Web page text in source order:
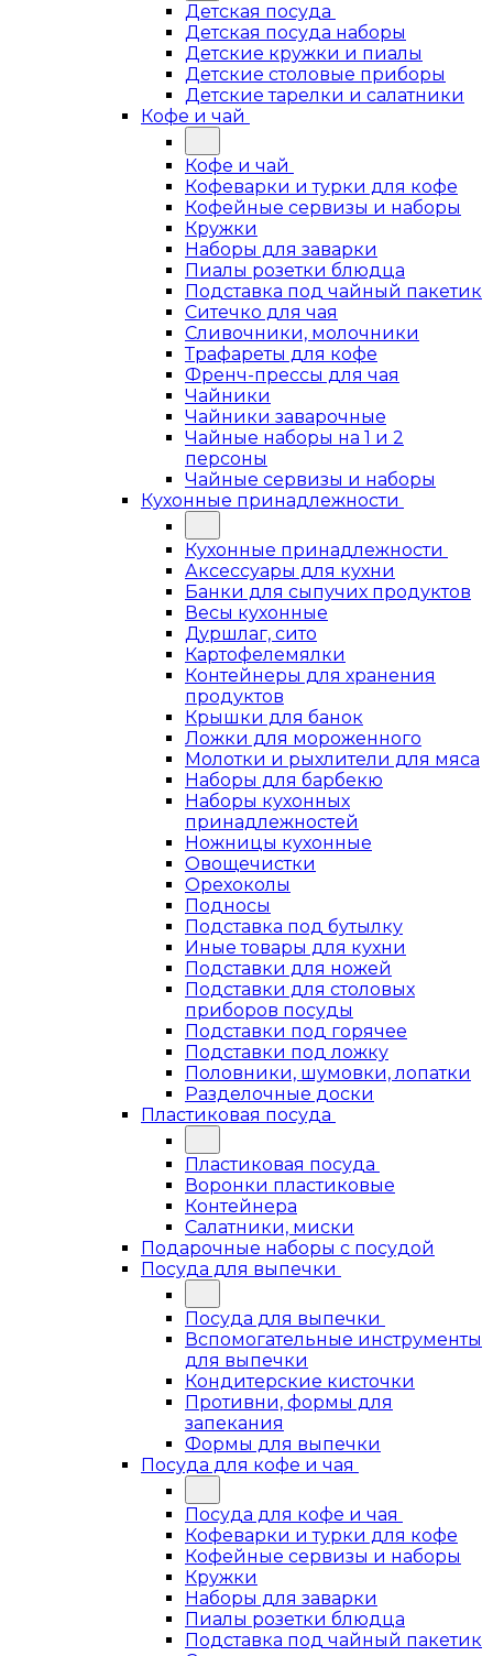
Детская посуда
Детская посуда наборы
Детские кружки и пиалы
Детские столовые приборы
Детские тарелки и салатники
Кофе и чай
Кофе и чай
Кофеварки и турки для кофе
Кофейные сервизы и наборы
Кружки
Наборы для заварки
Пиалы розетки блюдца
Подставка под чайный пакетик
Ситечко для чая
Сливочники, молочники
Трафареты для кофе
Френч-прессы для чая
Чайники
Чайники заварочные
Чайные наборы на 1 и 2
персоны
Чайные сервизы и наборы
Кухонные принадлежности
Кухонные принадлежности
Аксессуары для кухни
Банки для сыпучих продуктов
Весы кухонные
Дуршлаг, сито
Картофелемялки
Контейнеры для хранения
продуктов
Крышки для банок
Ложки для мороженного
Молотки и рыхлители для мяса
Наборы для барбекю
Наборы кухонных
принадлежностей
Ножницы кухонные
Овощечистки
Орехоколы
Подносы
Подставка под бутылку
Иные товары для кухни
Подставки для ножей
Подставки для столовых
приборов посуды
Подставки под горячее
Подставки под ложку
Половники, шумовки, лопатки
Разделочные доски
Пластиковая посуда
Пластиковая посуда
Воронки пластиковые
Контейнера
Салатники, миски
Подарочные наборы с посудой
Посуда для выпечки
Посуда для выпечки
Вспомогательные инструменты
для выпечки
Кондитерские кисточки
Противни, формы для
запекания
Формы для выпечки
Посуда для кофе и чая
Посуда для кофе и чая
Кофеварки и турки для кофе
Кофейные сервизы и наборы
Кружки
Наборы для заварки
Пиалы розетки блюдца
Подставка под чайный пакетик